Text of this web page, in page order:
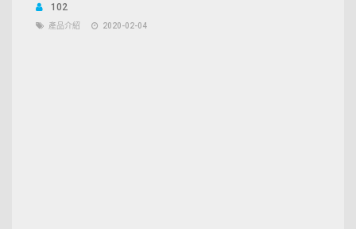
102
產品介紹 2020-02-04